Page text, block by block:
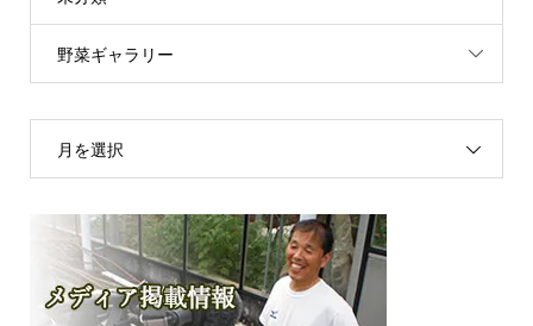
野菜ギャラリー
月を選択